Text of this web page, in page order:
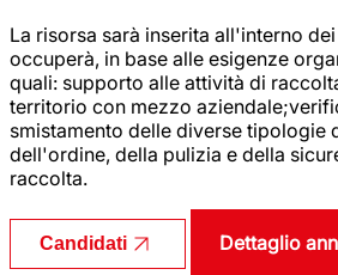
La risorsa sarà inserita all'interno
occuperà, in base alle esigenze
quali: supporto alle attività di
territorio con mezzo
smistamento delle diverse tipologie
dell'ordine, della pulizia e della
raccolta.
Candidati Dettaglio